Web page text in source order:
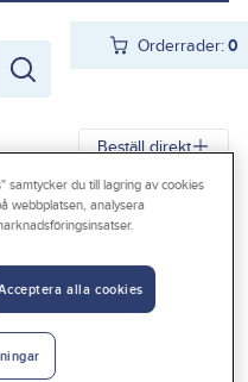
Orderrader:0
Beställ direkt
Väskor och lådor
Verktygslåda
Zarges
samtycker du till lagring av cookies
webbplatsen, analysera
alla cookies